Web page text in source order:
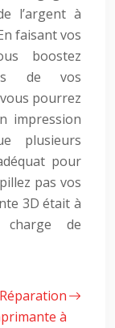
l’argent à
faisant vos
boostez
de vos
pourrez
impression
plusieurs
pour
pas vos
3D était à
charge de
Réparation
à